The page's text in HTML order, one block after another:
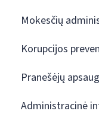
Mokesčių
Korupcijos
Pranešėjų
Administracinė